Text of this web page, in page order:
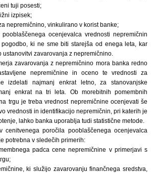
tuji posesti;
izpisek;
nepremičnino, vinkulirano v korist banke;
ocenjevalca vrednosti nepremičnin
ki ne sme biti starejša od enega leta, kar
zavarovanja z nepremičnino.
zavarovanja z nepremičnino mora banka redno
nepremičnine in oceno te vrednosti za
izdelati najmanj enkrat letno, za stanovanjske
enkrat na tri leta. Ob morebitnih pomembnih
trgu je treba vrednost nepremičnine ocenjevati še
vrednosti in identifikacijo nepremičnin, pri katerih je
lahko banka uporablja tudi statistične metode.
cenitvenega poročila pooblaščenega ocenjevalca
potrebna v sledečih primerih:
padca cene nepremičnine v primerjavi s
ki služijo zavarovanju finančnega sredstva,